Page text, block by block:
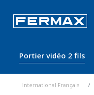
Portier vidéo 2 fils
International Français